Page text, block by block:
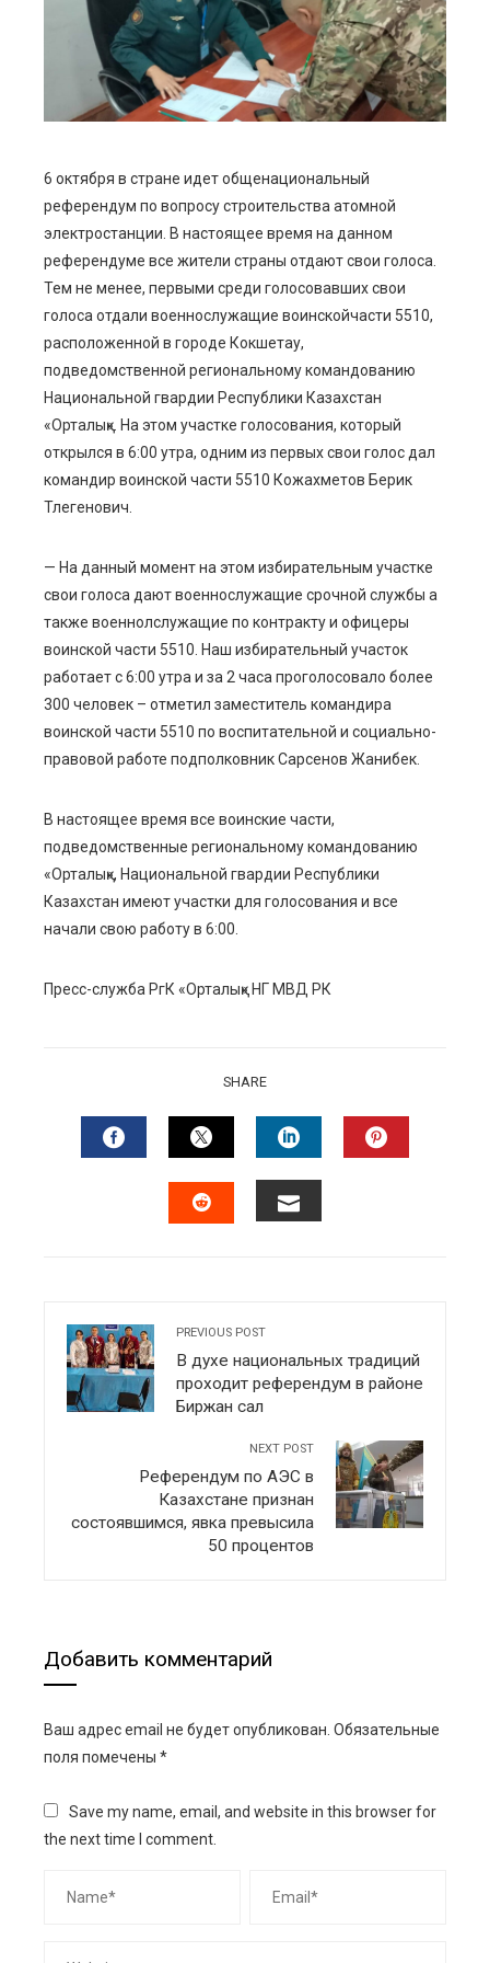
6 октября в стране идет общенациональный
референдум по вопросу строительства атомной
электростанции. В настоящее время на данном
референдуме все жители страны отдают свои голоса.
Тем не менее, первыми среди голосовавших свои
голоса отдали военнослужащие воинскойчасти 5510,
расположенной в городе Кокшетау,
подведомственной региональному командованию
Национальной гвардии Республики Казахстан
«Орталық». На этом участке голосования, который
открылся в 6:00 утра, одним из первых свои голос дал
командир воинской части 5510 Кожахметов Берик
Тлегенович.
— На данный момент на этом избирательным участке
свои голоса дают военнослужащие срочной службы а
также военнолслужащие по контракту и офицеры
воинской части 5510. Наш избирательный участок
работает с 6:00 утра и за 2 часа проголосовало более
300 человек – отметил заместитель командира
воинской части 5510 по воспитательной и социально-
правовой работе подполковник Сарсенов Жанибек.
В настоящее время все воинские части,
подведомственные региональному командованию
«Орталық», Национальной гвардии Республики
Казахстан имеют участки для голосования и все
начали свою работу в 6:00.
Пресс-служба РгК «Орталық» НГ МВД РК
SHARE
FACEBOOKTWITTERLINKEDIN
PREVIOUS POST
В духе национальных традиций
проходит референдум в районе
Биржан сал
NEXT POST
Референдум по АЭС в
Казахстане признан
состоявшимся, явка превысила
50 процентов
Добавить комментарий
Ваш адрес email не будет опубликован. Обязательные
поля помечены *
Save my name, email, and website in this browser for
the next time I comment.